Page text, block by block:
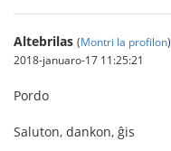
Altebrilas (Montri la profilon)
2018-januaro-17 11:25:21
Pordo
Saluton, dankon, ĝis